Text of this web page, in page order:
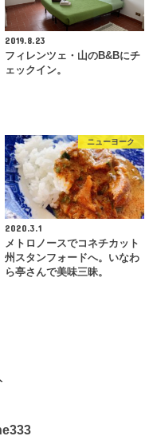
2019.8.23
フィレンツェ・山のB&Bにチ
ェックイン。
ニューヨーク
2020.3.1
メトロノースでコネチカット
州スタンフォードへ。いなわ
ら亭さんで美味三昧。